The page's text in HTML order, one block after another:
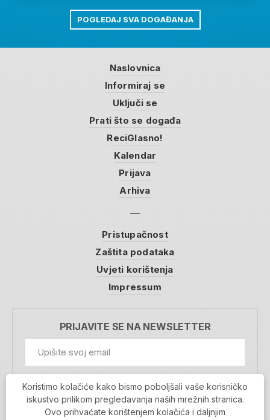
POGLEDAJ SVA DOGAĐANJA
Naslovnica
Informiraj se
Uključi se
Prati što se događa
ReciGlasno!
Kalendar
Prijava
Arhiva
Pristupačnost
Zaštita podataka
Uvjeti korištenja
Impressum
PRIJAVITE SE NA NEWSLETTER
Prihvaćam da se moji podaci spremaju u bazu
podataka i koriste u svrhu slanja MojaRijeka
newslettera
Koristimo kolačiće kako bismo poboljšali vaše korisničko
iskustvo prilikom pregledavanja naših mrežnih stranica.
Ovo prihvaćate korištenjem kolačića i daljnjim